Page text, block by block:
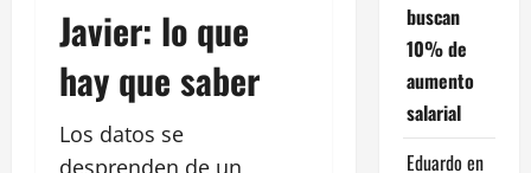
Javier: lo que
hay que saber
Los datos se
desprenden de un
buscan
10% de
aumento
salarial
Eduardo en